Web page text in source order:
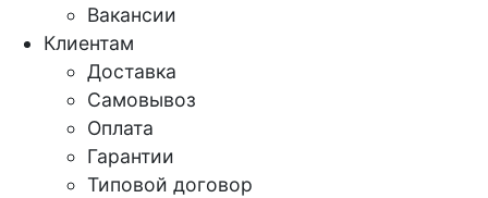
Вакансии
Клиентам
Доставка
Самовывоз
Оплата
Гарантии
Типовой договор